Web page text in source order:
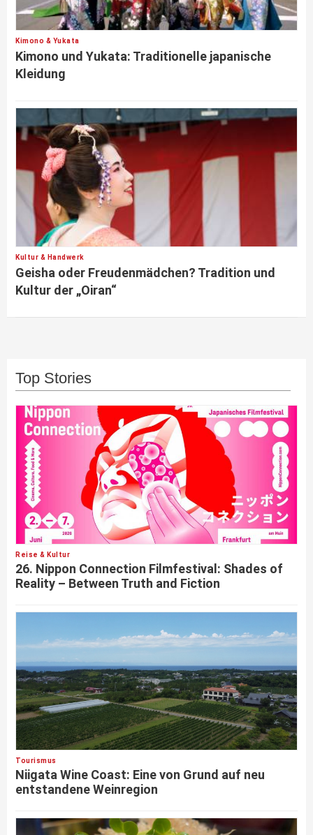
Kimono & Yukata
Kimono und Yukata: Traditionelle japanische
Kleidung
Kultur & Handwerk
Geisha oder Freudenmädchen? Tradition und
Kultur der „Oiran“
Top Stories
Reise & Kultur
26. Nippon Connection Filmfestival: Shades of
Reality – Between Truth and Fiction
Tourismus
Niigata Wine Coast: Eine von Grund auf neu
entstandene Weinregion